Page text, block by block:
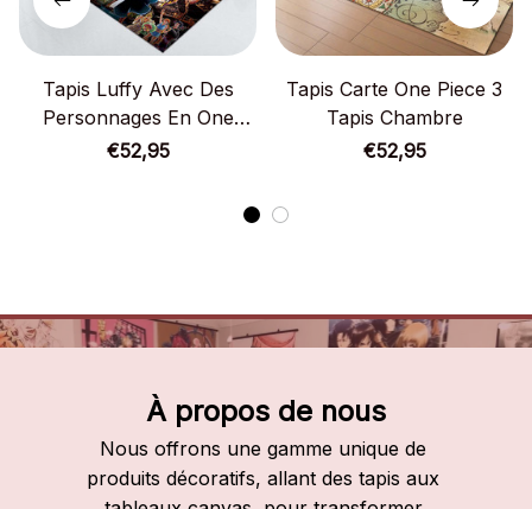
Tapis Luffy Avec Des
Personnages En One
Piece Tapis Chambre
€52,95
Tapis Carte One Piece 3
Tapis Chambre
€52,95
À propos de nous
Nous offrons une gamme unique de
produits décoratifs, allant des tapis aux